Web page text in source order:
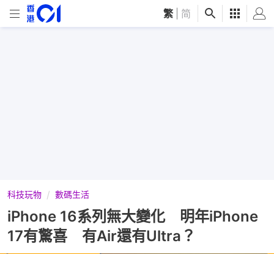
繁 简
科技玩物 數碼生活
iPhone 16系列無大變化 明年iPhone
17有驚喜 有Air還有Ultra？